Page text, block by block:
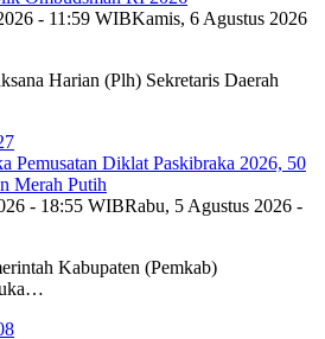
- 11:59 WIBKamis, 6 Agustus 2026
Harian (Plh) Sekretaris Daerah
Pemusatan Diklat Paskibraka 2026, 50
Merah Putih
- 18:55 WIBRabu, 5 Agustus 2026 -
Kabupaten (Pemkab)